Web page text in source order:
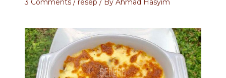
3 Comments / resep / By Ahmad Hasyim